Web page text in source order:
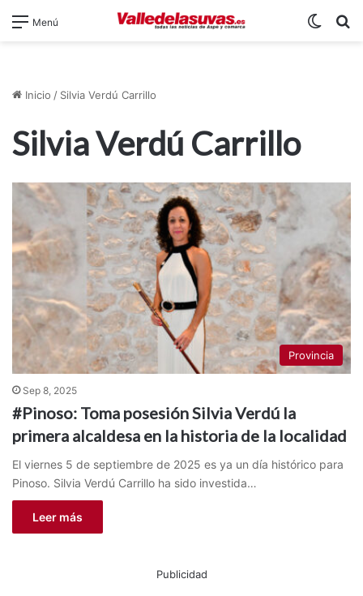
Menú
Inicio / Silvia Verdú Carrillo
Silvia Verdú Carrillo
Provincia
Sep 8, 2025
#Pinoso: Toma posesión Silvia Verdú la
primera alcaldesa en la historia de la localidad
El viernes 5 de septiembre de 2025 es ya un día histórico para
Pinoso. Silvia Verdú Carrillo ha sido investida…
Leer más
Publicidad